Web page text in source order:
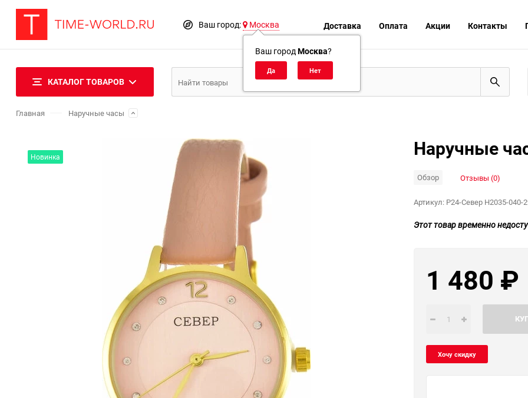
Ваш город: Москва
Ваш город Москва?
Доставка Оплата Акции Контакты
КАТАЛОГ ТОВАРОВ
Главная Наручные часы
Новинка Наручные
Обзор Отзывы (0)
Артикул: P24-Север H2035-040-
Этот товар временно
1 480 ₽